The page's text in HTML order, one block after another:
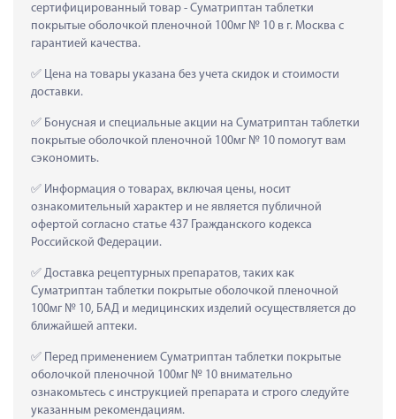
сертифицированный товар - Суматриптан таблетки
покрытые оболочкой пленочной 100мг № 10 в г. Москва с
гарантией качества.
Цена на товары указана без учета скидок и стоимости
доставки.
Бонусная и специальные акции на Суматриптан таблетки
покрытые оболочкой пленочной 100мг № 10 помогут вам
сэкономить.
Информация о товарах, включая цены, носит
ознакомительный характер и не является публичной
офертой согласно статье 437 Гражданского кодекса
Российской Федерации.
Доставка рецептурных препаратов, таких как
Суматриптан таблетки покрытые оболочкой пленочной
100мг № 10, БАД и медицинских изделий осуществляется до
ближайшей аптеки.
Перед применением Суматриптан таблетки покрытые
оболочкой пленочной 100мг № 10 внимательно
ознакомьтесь с инструкцией препарата и строго следуйте
указанным рекомендациям.